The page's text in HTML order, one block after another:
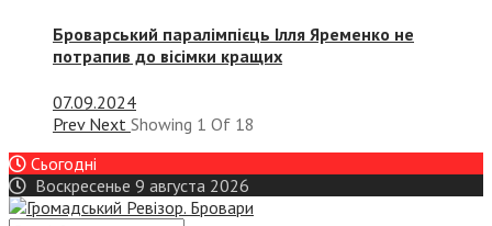
Броварський паралімпієць Ілля Яременко не
потрапив до вісімки кращих
07.09.2024
Prev Next Showing 1 Of 18
Сьогодні
Воскресенье 9 августа 2026